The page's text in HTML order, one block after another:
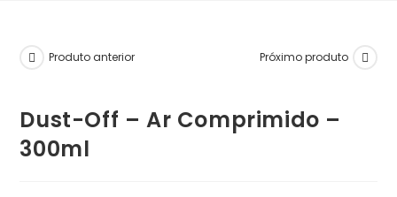
Produto anterior Próximo produto
Dust-Off – Ar Comprimido –
300ml